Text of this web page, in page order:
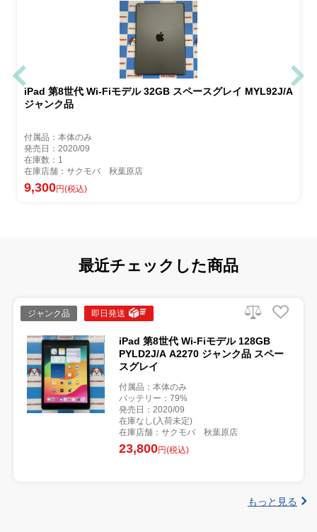
iPad 第8世代 Wi-Fiモデル 32GB スペースグレイ MYL92J/A
ジャンク品
付属品：本体のみ
発売日：2020/09
在庫数：1
在庫店舗：サクモバ 秋葉原店
9,300円(税込)
最近チェックした商品
ジャンク品 即日発送
iPad 第8世代 Wi-Fiモデル 128GB
PYLD2J/A A2270 ジャンク品 スペー
スグレイ
付属品：本体のみ
バッテリー：79%
発売日：2020/09
在庫なし(入荷未定)
在庫店舗：サクモバ 秋葉原店
23,800円(税込)
もっと見る